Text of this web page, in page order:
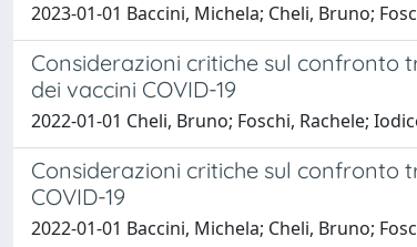
2023-01-01 Baccini, Michela; Cheli, Bruno;
Considerazioni critiche sul confronto
dei vaccini COVID-19
2022-01-01 Cheli, Bruno; Foschi, Rachele;
Considerazioni critiche sul confronto
COVID-19
2022-01-01 Baccini, Michela; Cheli, Bruno;